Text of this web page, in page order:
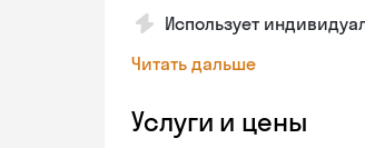
Использует
Читать дальше
Услуги и цены